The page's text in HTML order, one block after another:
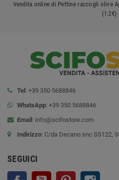
Vendita online di Pettine raccogli olive
(1.2€)
Tel : +39 350 5688846
WhatsApp: +39 350 5688846
Email : info@scifostore.com
Indirizzo: C/da Decano snc SS122,
SEGUICI
Facebook YouTube Pinterest